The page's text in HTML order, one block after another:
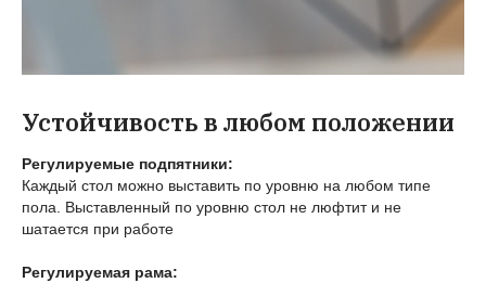
Устойчивость в любом положении
Регулируемые подпятники:
Каждый стол можно выставить по уровню на любом типе
пола. Выставленный по уровню стол не люфтит и не
шатается при работе
Регулируемая рама: